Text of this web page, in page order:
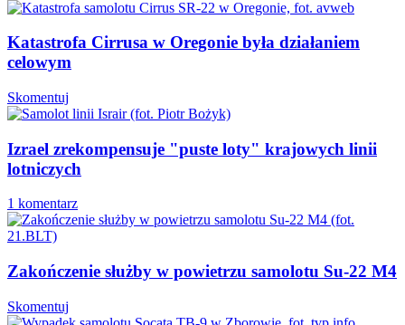
Katastrofa Cirrusa w Oregonie była działaniem
celowym
Skomentuj
Izrael zrekompensuje "puste loty" krajowych linii
lotniczych
1 komentarz
Zakończenie służby w powietrzu samolotu Su-22 M4
Skomentuj